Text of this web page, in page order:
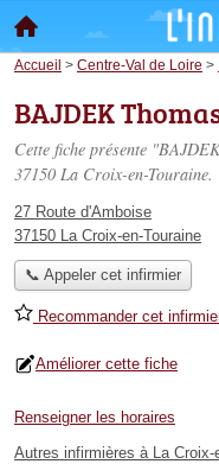
Accueil > Centre-Val de Loire >
BAJDEK
Cette fiche présente
37150 La Croix-en-Touraine.
27 Route d'Amboise
37150 La Croix-en-Touraine
📞 Appeler cet infirmier
Recommander cet
Améliorer cette fiche
Renseigner les horaires
Autres infirmières à La Croix-